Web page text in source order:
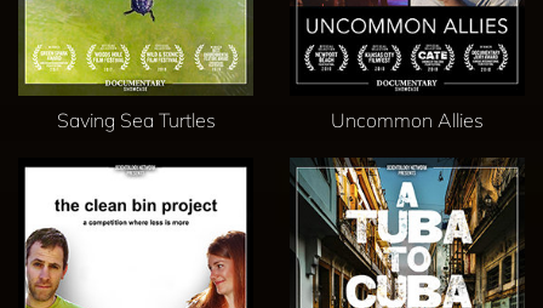
Saving Sea Turtles Uncommon Allies